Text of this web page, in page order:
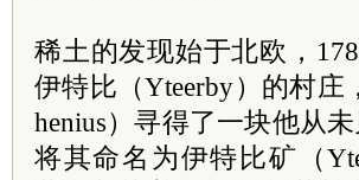
稀土的发现始于北欧，
伊特比（Yteerby）的村
henius）寻得了一块他从
将其命名为伊特比矿（